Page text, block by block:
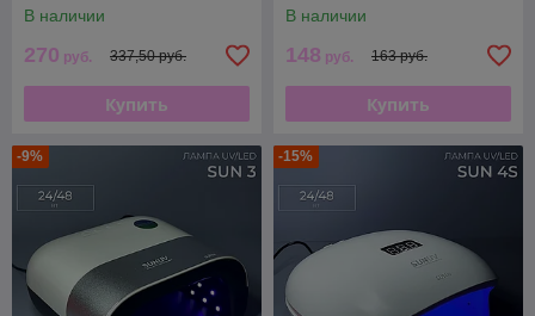
металлическими стенками)
В наличии
270 руб. 337,50 руб.
Купить
В наличии
148 руб. 163 руб.
Купить
-9% -15%